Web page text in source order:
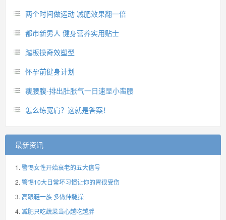
两个时间做运动 减肥效果翻一倍
都市新男人 健身营养实用贴士
踏板操奇效塑型
怀孕前健身计划
瘦腰腹-排出肚胀气一日速显小蛮腰
怎么练宽肩？这就是答案！
最新资讯
警惕女性开始衰老的五大信号
警惕10大日常坏习惯让你的胃很受伤
高跟鞋一族 多做伸腿操
减肥只吃蔬菜当心越吃越胖